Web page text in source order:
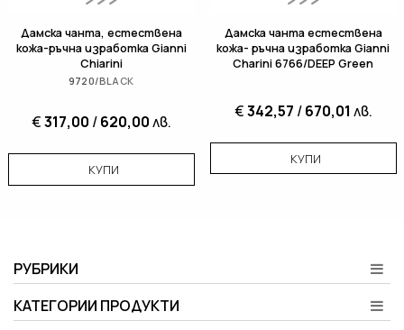
Дамска чанта, естествена
кожа-ръчна изработка Gianni
Chiarini
9720/BLACK
€317,00 /620,00лв.
КУПИ
Дамска чанта естествена
кожа- ръчна изработка Gianni
Charini 6766/DEEP Green
€342,57 /670,01 лв.
КУПИ
РУБРИКИ
КАТЕГОРИИ ПРОДУКТИ